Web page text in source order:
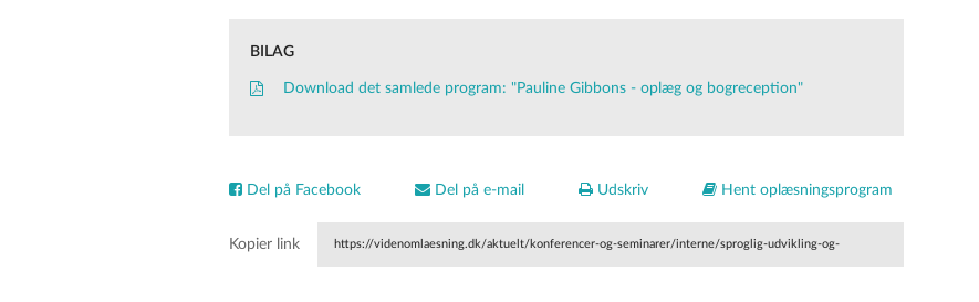
BILAG
Download det samlede program: "Pauline Gibbons - oplæg og bogreception"
Del på Facebook Del på e-mail Udskriv Hent oplæsningsprogram
Kopier link https://videnomlaesning.dk/aktuelt/konferencer-og-seminarer/interne/sproglig-udvikling-og-